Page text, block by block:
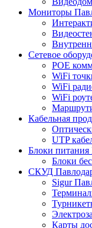
Мониторы
Сетевое
POE
WiFi
WiFi
WiFi
Кабельная
UTP
Блоки питания
Блоки
СКУД
Sigur
Карты